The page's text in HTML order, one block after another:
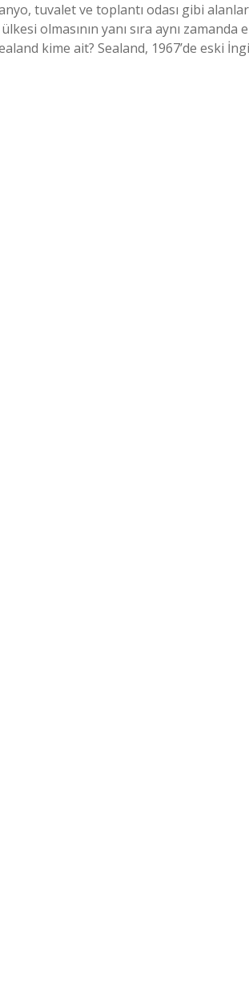
tuvalet ve toplantı odası gibi alanlar
olmasının yanı sıra aynı
kime ait? Sealand, 1967’de eski